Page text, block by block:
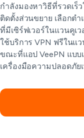
กำลังมองหาวิธีที่รวดเร็
ติดตั้งส่วนขยาย เลือกต
ที่มีเซิร์ฟเวอร์ในแวนคูเ
ใช้บริการ VPN ฟรีในแ
ขณะที่แอป VeePN แบบ
เครื่องมือความปลอดภัย